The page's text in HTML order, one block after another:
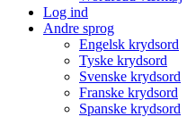
Log ind
Andre sprog
Engelsk krydsord
Tyske krydsord
Svenske krydsord
Franske krydsord
Spanske krydsord